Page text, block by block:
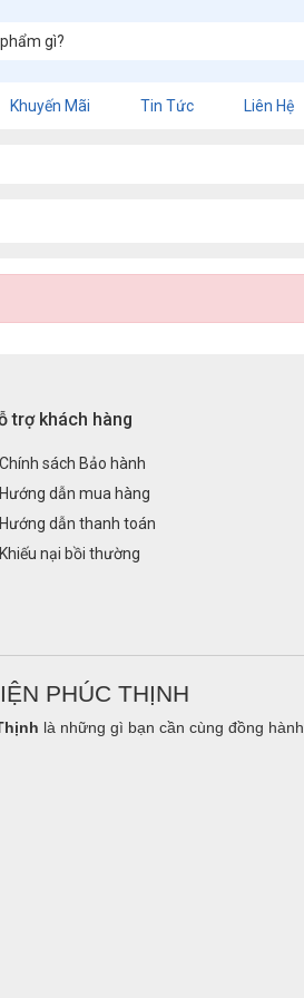
Khuyến Mãi Tin Tức Liên Hệ
trợ khách hàng
Chính sách Bảo hành
Hướng dẫn mua hàng
Hướng dẫn thanh toán
Khiếu nại bồi thường
PHÚC THỊNH
là những gì bạn cần cùng đồng hành